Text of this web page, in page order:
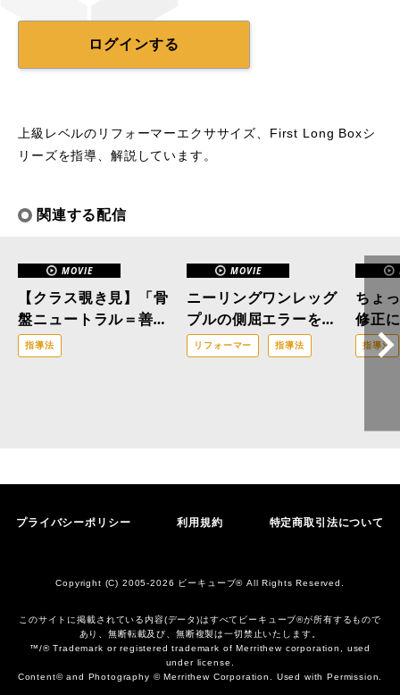
ログインする
上級レベルのリフォーマーエクササイズ、First Long Boxシ
リーズを指導、解説しています。
関連する配信
MOVIE
【クラス覗き見】「骨
盤ニュートラル＝善」
はもう古い？医療ピラ
ティスの現場から。
指導法
MOVIE
ニーリングワンレッグ
プルの側屈エラーを解
消！「三位一体の修
正」で改善へと導くア
リフォーマー 指導法
ちょ
修正
指導法
プライバシーポリシー 利用規約 特定商取引法について
Copyright (C) 2005-2026 ビーキューブ® All Rights Reserved.
このサイトに掲載されている内容(データ)はすべてビーキューブ®︎が所有するもので
あり、無断転載及び、無断複製は一切禁止いたします。
™/® Trademark or registered trademark of Merrithew corporation, used
under license.
Content© and Photography © Merrithew Corporation. Used with Permission.